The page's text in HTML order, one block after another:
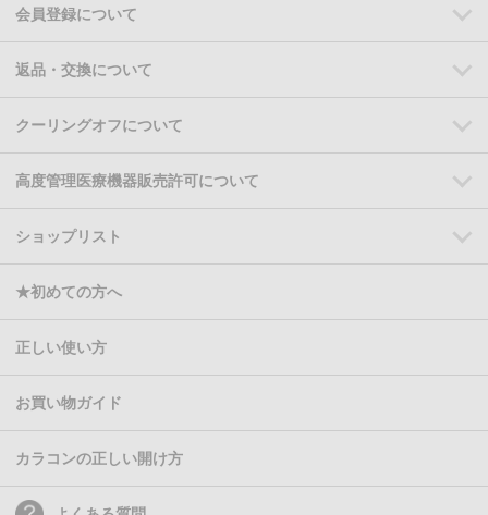
会員登録について
返品・交換について
クーリングオフについて
高度管理医療機器販売許可について
ショップリスト
★初めての方へ
正しい使い方
お買い物ガイド
カラコンの正しい開け方